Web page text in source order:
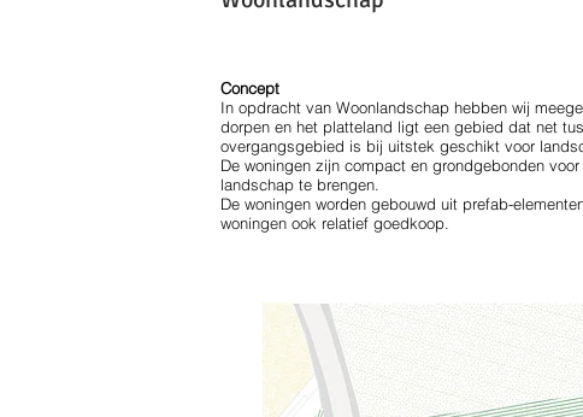
Concept
In opdracht van Woonlandschap hebben wij
dorpen en het platteland ligt een gebied dat net
overgangsgebied is bij uitstek geschikt voor
De woningen zijn compact en grondgebonden
landschap te brengen.
De woningen worden gebouwd uit prefab-
woningen ook relatief goedkoop.